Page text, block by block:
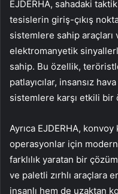
EJDERHA, sahadaki
tesislerin giriş-çıkış
sistemlere sahip
elektromanyetik
sahip. Bu özellik,
patlayıcılar, insansız
sistemlere karşı etkili bir
Ayrıca EJDERHA,
operasyonlar için
farklılık yaratan bir
ve paletli zırhlı araçlara
insanlı hem de uzaktan